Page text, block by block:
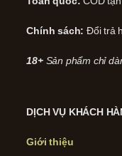
Chính sách: Đổi trả
18+ Sản phẩm chỉ
DỊCH VỤ KHÁCH
Giới thiệu